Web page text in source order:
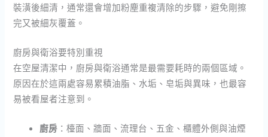
裝潢後細清，通常還會增加粉塵重複清除的步驟，避免剛擦
完又被細灰覆蓋。
廚房與衛浴要特別重視
在空屋清潔中，廚房與衛浴通常是最需要耗時的兩個區域。
原因在於這兩處容易累積油脂、水垢、皂垢與異味，也最容
易被看屋者注意到。
廚房 ：檯面、牆面、流理台、五金、櫃體外側與油煙